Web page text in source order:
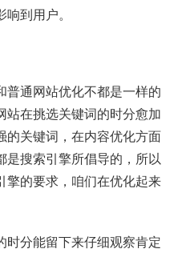
到用户。
普通网站优化不都是一样的
站在挑选关键词的时分愈加
的关键词，在内容优化方面
是搜索引擎所倡导的，所以
擎的要求，咱们在优化起来
时分能留下来仔细观察肯定